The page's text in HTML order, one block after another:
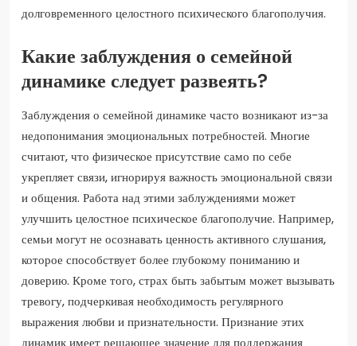
долговременного целостного психического благополучия.
Какие заблуждения о семейной
динамике следует развеять?
Заблуждения о семейной динамике часто возникают из-за
недопонимания эмоциональных потребностей. Многие
считают, что физическое присутствие само по себе
укрепляет связи, игнорируя важность эмоциональной связи
и общения. Работа над этими заблуждениями может
улучшить целостное психическое благополучие. Например,
семьи могут не осознавать ценность активного слушания,
которое способствует более глубокому пониманию и
доверию. Кроме того, страх быть забытым может вызывать
тревогу, подчеркивая необходимость регулярного
выражения любви и признательности. Признание этих
динамик имеет решающее значение для поддержания